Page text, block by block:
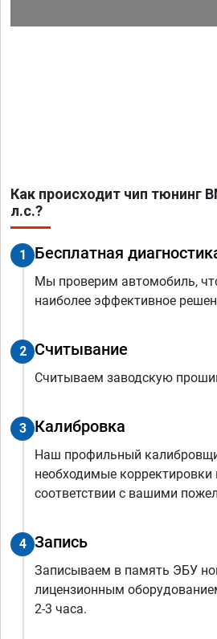
Как происходит чип тюнинг
л.с.?
1 Бесплатная
Мы проверим автомобиль,
наиболее эффективное
2 Считывание
Считываем заводскую
3 Калибровка
Наш профильный
необходимые
соответствии с вашими
4 Запись
Записываем в память ЭБУ
лицензионным
2-3 часа.